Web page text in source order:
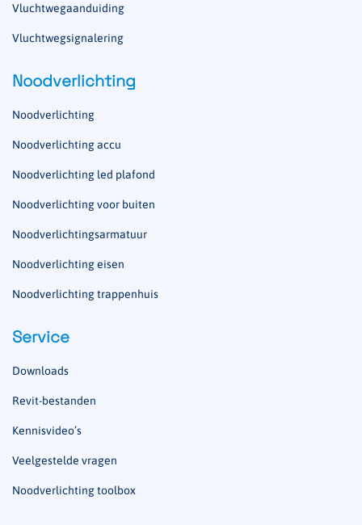
Vluchtwegaanduiding
Vluchtwegsignalering
Noodverlichting
Noodverlichting
Noodverlichting accu
Noodverlichting led plafond
Noodverlichting voor buiten
Noodverlichtingsarmatuur
Noodverlichting eisen
Noodverlichting trappenhuis
Service
Downloads
Revit-bestanden
Kennisvideo’s
Veelgestelde vragen
Noodverlichting toolbox